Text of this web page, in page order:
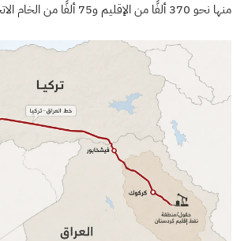
منها نحو 370 ألفًا من الإقليم و75 ألفًا من الخام الاتحادي.